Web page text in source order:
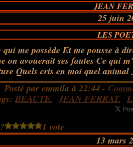
JEAN
25 juin
LES
qui me possède Et me pousse
on avouerait ses fautes Ce qui
Quels cris en moi quel
Posté par emmila à 22:44 -
BEAUTE,JEAN FERRAT,
1 vote
13 mars